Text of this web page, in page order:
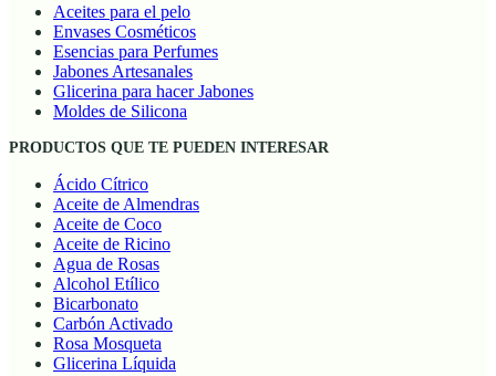
Aceites para el pelo
Envases Cosméticos
Esencias para Perfumes
Jabones Artesanales
Glicerina para hacer Jabones
Moldes de Silicona
PRODUCTOS QUE TE PUEDEN INTERESAR
Ácido Cítrico
Aceite de Almendras
Aceite de Coco
Aceite de Ricino
Agua de Rosas
Alcohol Etílico
Bicarbonato
Carbón Activado
Rosa Mosqueta
Glicerina Líquida